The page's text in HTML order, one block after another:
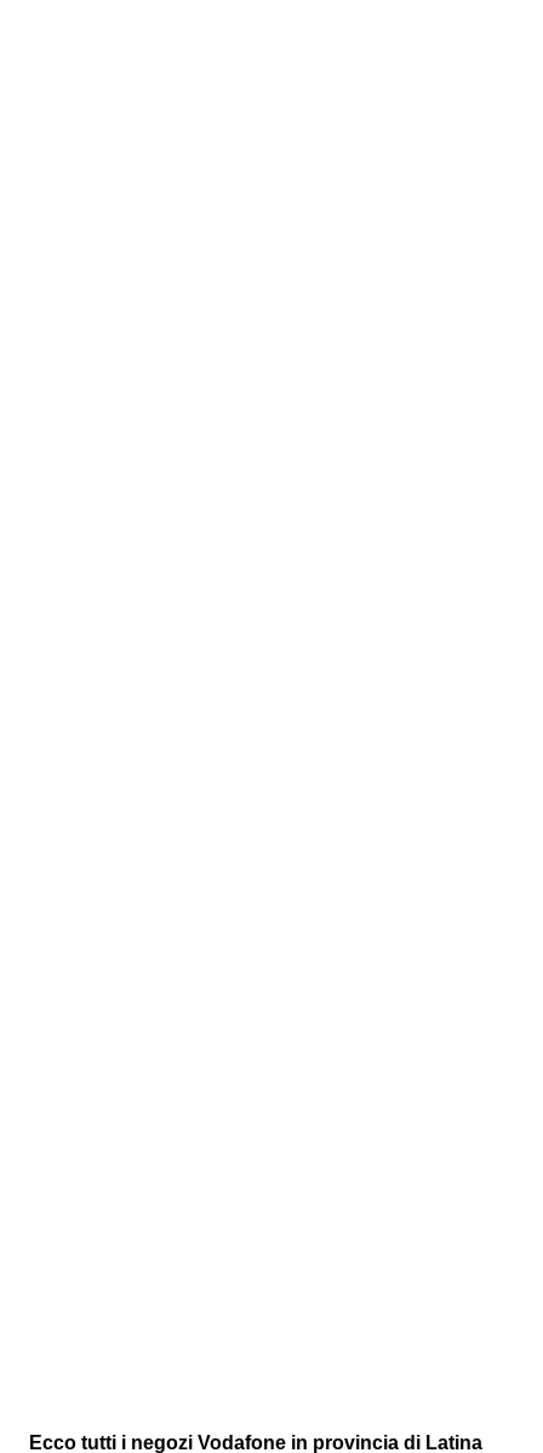
Ecco tutti i negozi Vodafone in provincia di Latina